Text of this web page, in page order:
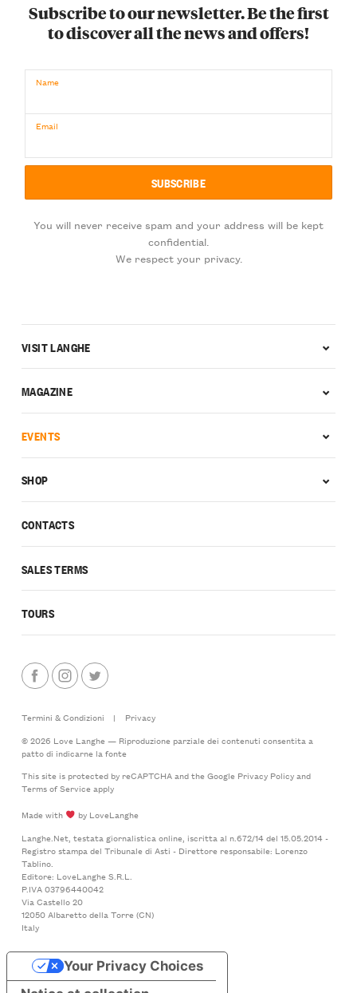
Subscribe to our newsletter. Be the first
to discover all the news and offers!
Name
Email
You will never receive spam and your address will be kept
confidential.
We respect your privacy.
CONTACTS
SALES TERMS
TOURS
VISIT LANGHE
MAGAZINE
EVENTS
SHOP
Termini & Condizioni |
Privacy
© 2026 Love Langhe — Riproduzione parziale dei contenuti consentita a
patto di indicarne la fonte
This site is protected by reCAPTCHA and the Google Privacy Policyand
Terms of Serviceapply
Made with
by LoveLanghe
Langhe.Net, testata giornalistica online, iscritta al n.672/14 del 15.05.2014 -
Registro stampa del Tribunale di Asti - Direttore responsabile: Lorenzo
Tablino.
Editore: LoveLanghe S.R.L.
P.IVA 03796440042
Via Castello 20
12050 Albaretto della Torre (CN)
Italy
Your Privacy Choices